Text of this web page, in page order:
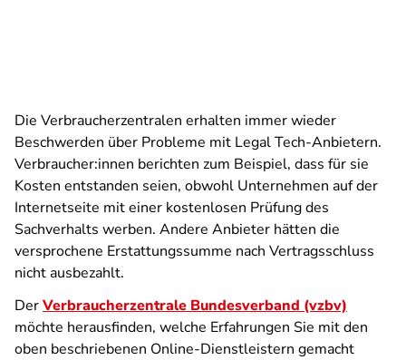
Die Verbraucherzentralen erhalten immer wieder
Beschwerden über Probleme mit Legal Tech-Anbietern.
Verbraucher:innen berichten zum Beispiel, dass für sie
Kosten entstanden seien, obwohl Unternehmen auf der
Internetseite mit einer kostenlosen Prüfung des
Sachverhalts werben. Andere Anbieter hätten die
versprochene Erstattungssumme nach Vertragsschluss
nicht ausbezahlt.
DerVerbraucherzentrale Bundesverband (vzbv)
möchte herausfinden, welche Erfahrungen Sie mit den
oben beschriebenen Online-Dienstleistern gemacht